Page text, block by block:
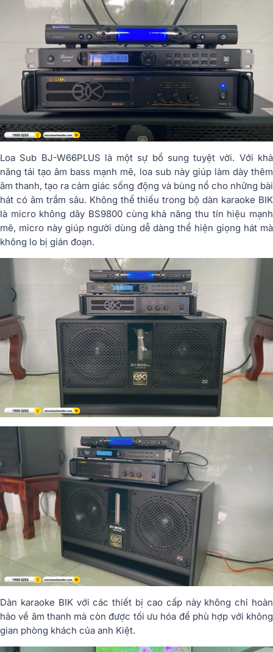
Loa Sub BJ-W66PLUS là một sự bổ sung tuyệt vời. Với khả
năng tái tạo âm bass mạnh mẽ, loa sub này giúp làm dày thêm
âm thanh, tạo ra cảm giác sống động và bùng nổ cho những bài
hát có âm trầm sâu. Không thể thiếu trong bộ dàn karaoke BIK
là micro không dây BS9800 cùng khả năng thu tín hiệu mạnh
mẽ, micro này giúp người dùng dễ dàng thể hiện giọng hát mà
không lo bị gián đoạn.
Dàn karaoke BIK với các thiết bị cao cấp này không chỉ hoàn
hảo về âm thanh mà còn được tối ưu hóa để phù hợp với không
gian phòng khách của anh Kiệt.